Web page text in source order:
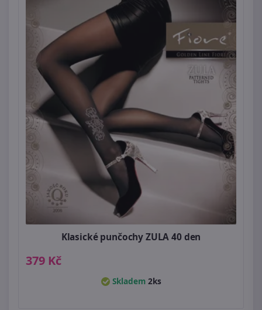
Klasické punčochy ZULA 40 den
379 Kč
Skladem 2ks